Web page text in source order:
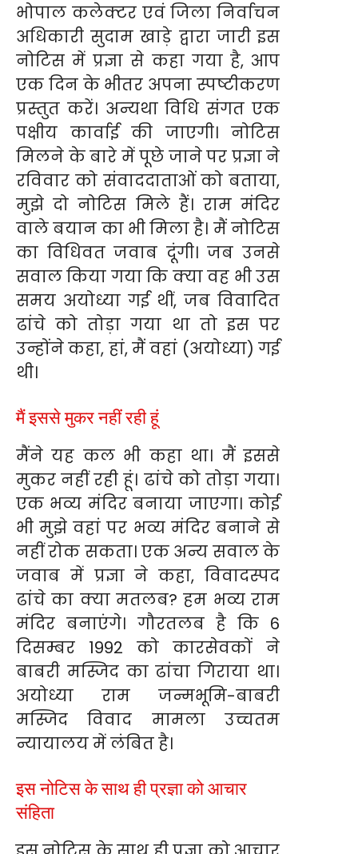
भोपाल कलेक्टर एवं जिला निर्वाचन
अधिकारी सुदाम खाड़े द्वारा जारी इस
नोटिस में प्रज्ञा से कहा गया है, आप
एक दिन के भीतर अपना स्पष्टीकरण
प्रस्तुत करें। अन्यथा विधि संगत एक
पक्षीय कार्वाई की जाएगी। नोटिस
मिलने के बारे में पूछे जाने पर प्रज्ञा ने
रविवार को संवाददाताओं को बताया,
मुझे दो नोटिस मिले हैं। राम मंदिर
वाले बयान का भी मिला है। मैं नोटिस
का विधिवत जवाब दूंगी। जब उनसे
सवाल किया गया कि क्या वह भी उस
समय अयोध्या गई थीं, जब विवादित
ढांचे को तोड़ा गया था तो इस पर
उन्होंने कहा, हां, मैं वहां (अयोध्या) गई
थी।
मैं इससे मुकर नहीं रही हूं
मैंने यह कल भी कहा था। मैं इससे
मुकर नहीं रही हूं। ढांचे को तोड़ा गया।
एक भव्य मंदिर बनाया जाएगा। कोई
भी मुझे वहां पर भव्य मंदिर बनाने से
नहीं रोक सकता। एक अन्य सवाल के
जवाब में प्रज्ञा ने कहा, विवादस्पद
ढांचे का क्या मतलब? हम भव्य राम
मंदिर बनाएंगे। गौरतलब है कि 6
दिसम्बर 1992 को कारसेवकों ने
बाबरी मस्जिद का ढांचा गिराया था।
अयोध्या राम जन्मभूमि-बाबरी
मस्जिद विवाद मामला उच्चतम
न्यायालय में लंबित है।
इस नोटिस के साथ ही प्रज्ञा को आचार
संहिता